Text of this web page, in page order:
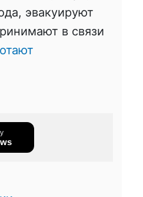
эвакуируют
в связи